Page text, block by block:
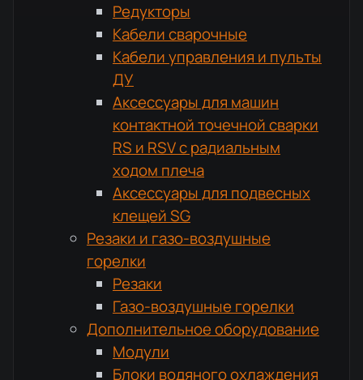
Редукторы
Кабели сварочные
Кабели управления и пульты
ДУ
Аксессуары для машин
контактной точечной сварки
RS и RSV с радиальным
ходом плеча
Аксессуары для подвесных
клещей SG
Резаки и газо-воздушные
горелки
Резаки
Газо-воздушные горелки
Дополнительное оборудование
Модули
Блоки водяного охлаждения